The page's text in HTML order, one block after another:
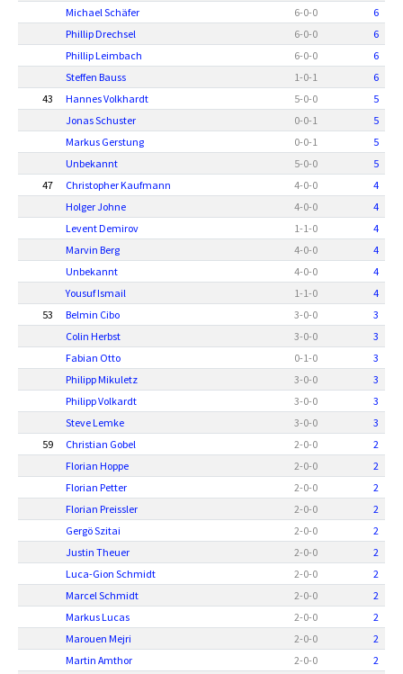
Michael Schäfer
6-0-0
6
Phillip Drechsel
6-0-0
6
Phillip Leimbach
6-0-0
6
Steffen Bauss
1-0-1
6
43
Hannes Volkhardt 5-0-0
5
Jonas Schuster
0-0-1
5
Markus Gerstung
0-0-1
5
Unbekannt
5-0-0
5
47
Christopher Kaufmann 4-0-0
4
Holger Johne
4-0-0
4
Levent Demirov
1-1-0
4
Marvin Berg
4-0-0
4
Unbekannt
4-0-0
4
Yousuf Ismail
1-1-0
4
53
Belmin Cibo 3-0-0
3
Colin Herbst
3-0-0
3
Fabian Otto
0-1-0
3
Philipp Mikuletz
3-0-0
3
Philipp Volkardt
3-0-0
3
Steve Lemke
3-0-0
3
59
Christian Gobel 2-0-0
2
Florian Hoppe
2-0-0
2
Florian Petter
2-0-0
2
Florian Preissler
2-0-0
2
Gergö Szitai
2-0-0
2
Justin Theuer
2-0-0
2
Luca-Gion Schmidt
2-0-0
2
Marcel Schmidt
2-0-0
2
Markus Lucas
2-0-0
2
Marouen Mejri
2-0-0
2
Martin Amthor
2-0-0
2